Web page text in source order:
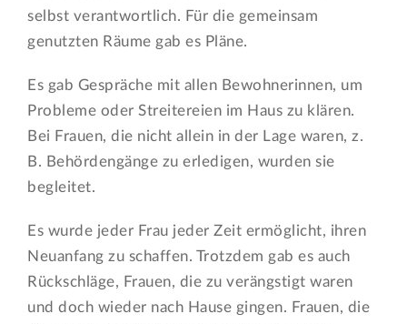
selbst verantwortlich. Für die gemeinsam
genutzten Räume gab es Pläne.
Es gab Gespräche mit allen Bewohnerinnen, um
Probleme oder Streitereien im Haus zu klären.
Bei Frauen, die nicht allein in der Lage waren, z.
B. Behördengänge zu erledigen, wurden sie
begleitet.
Es wurde jeder Frau jeder Zeit ermöglicht, ihren
Neuanfang zu schaffen. Trotzdem gab es auch
Rückschläge, Frauen, die zu verängstigt waren
und doch wieder nach Hause gingen. Frauen, die